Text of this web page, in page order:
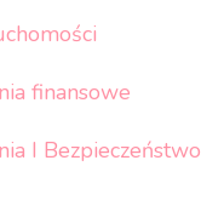
finansowe
I Bezpieczeństwo